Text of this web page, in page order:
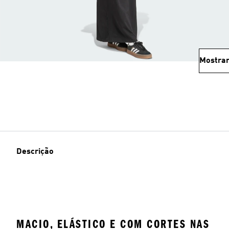
Descrição
MACIO, ELÁSTICO E COM CORTES NAS